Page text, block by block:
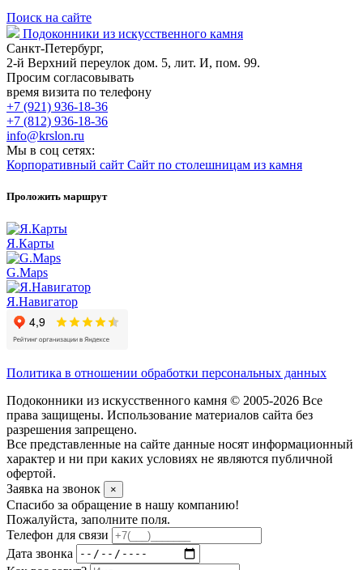
Поиск на сайте
Подоконники из искусственного камня
Санкт-Петербург,
2-й Верхний переулок дом. 5, лит. И, пом. 99.
Просим согласовывать
время визита по телефону
+7 (921) 936-18-36
+7 (812) 936-18-36
info@krslon.ru
Мы в соц сетях:
Корпоративный сайт Сайт по столешницам из камня
Проложить маршрут
Я.Карты
G.Maps
Я.Навигатор
Политика в отношении обработки персональных данных
Подоконники из искусственного камня © 2005-2026 Все
права защищены. Использование материалов сайта без
разрешения запрещено.
Все представленные на сайте данные носят информационный
характер и ни при каких условиях не являются публичной
офертой.
Заявка на звонок
×
Спасибо за обращение в нашу компанию!
Пожалуйста, заполните поля.
Телефон для связи
Дата звонка